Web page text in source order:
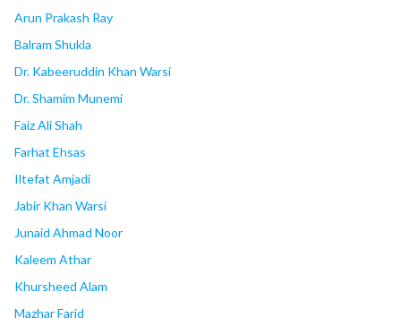
Arun Prakash Ray
Balram Shukla
Dr. Kabeeruddin Khan Warsi
Dr. Shamim Munemi
Faiz Ali Shah
Farhat Ehsas
Iltefat Amjadi
Jabir Khan Warsi
Junaid Ahmad Noor
Kaleem Athar
Khursheed Alam
Mazhar Farid